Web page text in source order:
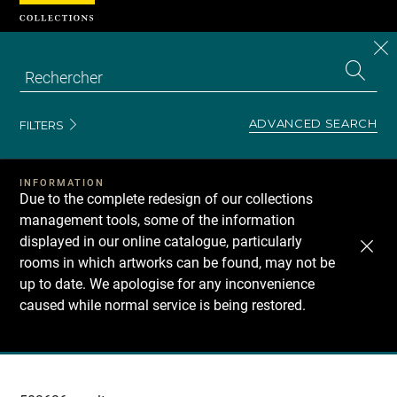
FILTERS ADVANCED SEARCH
INFORMATION
Due to the complete redesign of our collections
management tools, some of the information
displayed in our online catalogue, particularly
rooms in which artworks can be found, may not be
up to date. We apologise for any inconvenience
caused while normal service is being restored.
Recherche
Cookies management panel